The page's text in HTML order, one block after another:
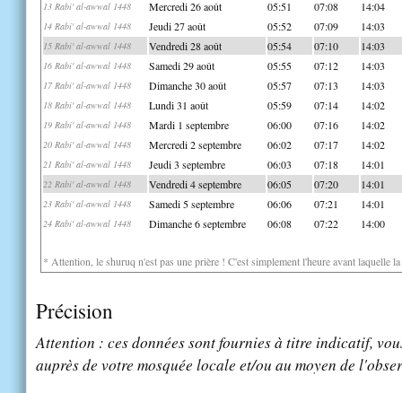
13 Rabi' al-awwal 1448 Mercredi 26 août 05:51 07:08 14:04
14 Rabi' al-awwal 1448 Jeudi 27 août 05:52 07:09 14:03
15 Rabi' al-awwal 1448 Vendredi 28 août 05:54 07:10 14:03
16 Rabi' al-awwal 1448 Samedi 29 août 05:55 07:12 14:03
17 Rabi' al-awwal 1448 Dimanche 30 août 05:57 07:13 14:03
18 Rabi' al-awwal 1448 Lundi 31 août 05:59 07:14 14:02
19 Rabi' al-awwal 1448 Mardi 1 septembre 06:00 07:16 14:02
20 Rabi' al-awwal 1448 Mercredi 2 septembre 06:02 07:17 14:02
21 Rabi' al-awwal 1448 Jeudi 3 septembre 06:03 07:18 14:01
22 Rabi' al-awwal 1448 Vendredi 4 septembre 06:05 07:20 14:01
23 Rabi' al-awwal 1448 Samedi 5 septembre 06:06 07:21 14:01
24 Rabi' al-awwal 1448 Dimanche 6 septembre 06:08 07:22 14:00
* Attention, le shuruq n'est pas une prière ! C'est simplement l'heure avant laquelle
Précision
Attention : ces données sont fournies à titre indicatif,
auprès de votre mosquée locale et/ou au moyen de